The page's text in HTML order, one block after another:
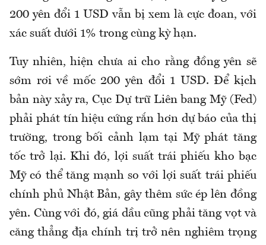
200 yên đổi 1 USD vẫn bị xem là cực đoan, với
xác suất dưới 1% trong cùng kỳ hạn.
Tuy nhiên, hiện chưa ai cho rằng đồng yên sẽ
sớm rơi về mốc 200 yên đổi 1 USD. Để kịch
bản này xảy ra, Cục Dự trữ Liên bang Mỹ (Fed)
phải phát tín hiệu cứng rắn hơn dự báo của thị
trường, trong bối cảnh lạm tại Mỹ phát tăng
tốc trở lại. Khi đó, lợi suất trái phiếu kho bạc
Mỹ có thể tăng mạnh so với lợi suất trái phiếu
chính phủ Nhật Bản, gây thêm sức ép lên đồng
yên. Cùng với đó, giá dầu cũng phải tăng vọt và
căng thẳng địa chính trị trở nên nghiêm trọng